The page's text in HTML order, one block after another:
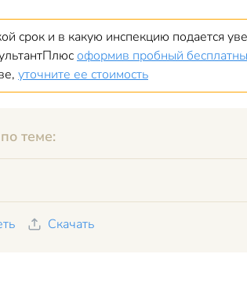
срок и в какую инспекцию подается
оформив пробный
уточните ее стоимость
теме:
Скачать